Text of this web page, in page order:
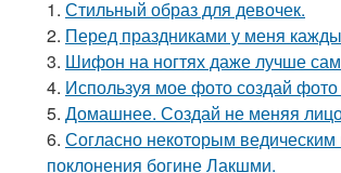
1. Стильный образ для девочек.
2. Перед праздниками у меня
3. Шифон на ногтях даже лучше
4. Используя мое фото создай
5. Домашнее. Создай не меняя
6. Согласно некоторым
поклонения богине Лакшми.